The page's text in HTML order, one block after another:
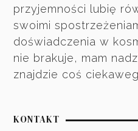
przyjemności lubię
swoimi
doświadczenia w
nie brakuje, mam
znajdzie coś
KONTAKT